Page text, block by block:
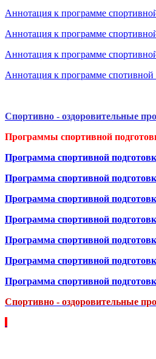
Аннотация к программе
Аннотация к программе
Аннотация к программе
Аннотация к программе
Спортивно - оздоровительные
Программы спортивной
Программа спортивной
Программа спортивной
Программа спортивной
Программа спортивной
Программа спортивной
Программа спортивной
Программа спортивной
Спортивно - оздоровительные